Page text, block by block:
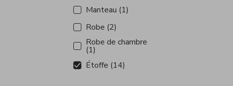
Manteau (1)
Robe (2)
Robe de chambre
(1)
Étoffe (14)